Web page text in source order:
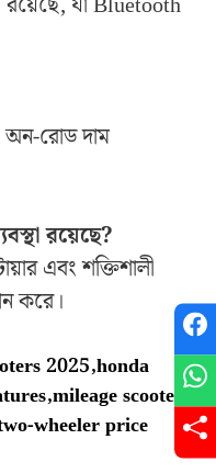
রোড দাম
রয়েছে?
এবং শক্তিশালী
করে।
2025,honda
,mileage scooter
wheeler price